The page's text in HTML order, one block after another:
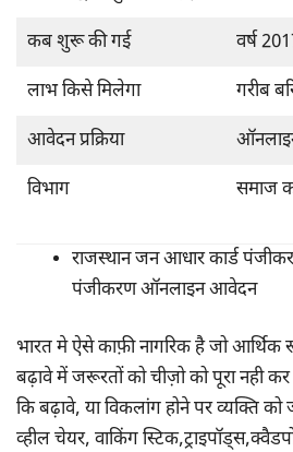
कब शुरू की गई वर्ष
लाभ किसे मिलेगा गरीब
आवेदन प्रक्रिया
विभाग समाज
राजस्थान जन आधार कार्ड
पंजीकरण ऑनलाइन आवेदन
भारत मे ऐसे काफ़ी नागरिक है जो
बढ़ावे में जरूरतों को चीज़ो को पूरा नही
कि बढ़ावे, या विकलांग होने पर व्यक्ति
व्हील चेयर, वाकिंग